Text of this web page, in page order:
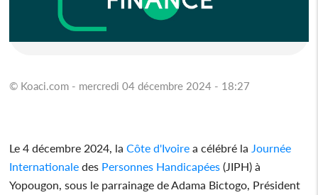
© Koaci.com - mercredi 04 décembre 2024 - 18:27
Le 4 décembre 2024, la Côte d'Ivoire a célébré la Journée
Internationale des Personnes Handicapées (JIPH) à
Yopougon, sous le parrainage de Adama Bictogo, Président